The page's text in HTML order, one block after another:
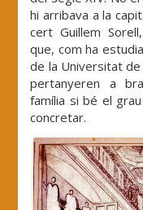
hi arribava a la
cert Guillem
que, com ha
de la Universitat
pertanyeren a
família si bé el
concretar.